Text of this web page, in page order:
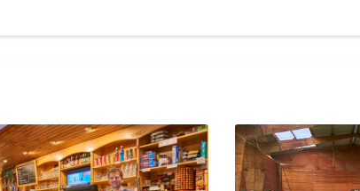
Le foot en salle